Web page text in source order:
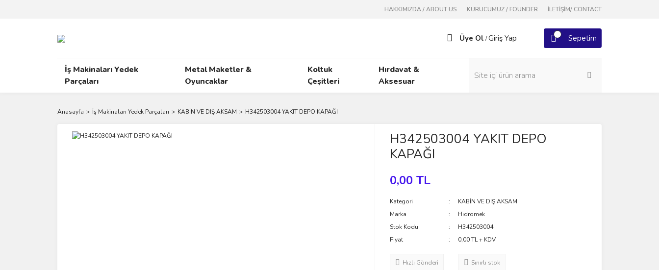
HAKKIMIZDA / ABOUT US KURUCUMUZ / FOUNDER İLETİŞİM/ CONTACT
Üye Ol /Giriş Yap Sepetim
İş Makinaları Yedek
Parçaları
Metal Maketler &
Oyuncaklar
Koltuk
Çeşitleri
Hırdavat &
Aksesuar
Anasayfa İş Makinaları Yedek Parçaları KABİN VE DIŞ AKSAM H342503004 YAKIT DEPO KAPAĞI
H342503004 YAKIT DEPO
KAPAĞI
0,00 TL
Kategori
KABİN VE DIŞ AKSAM
Marka
Hidromek
Stok Kodu
H342503004
Fiyat
0,00 TL + KDV
Hızlı Gönderi Sınırlı stok